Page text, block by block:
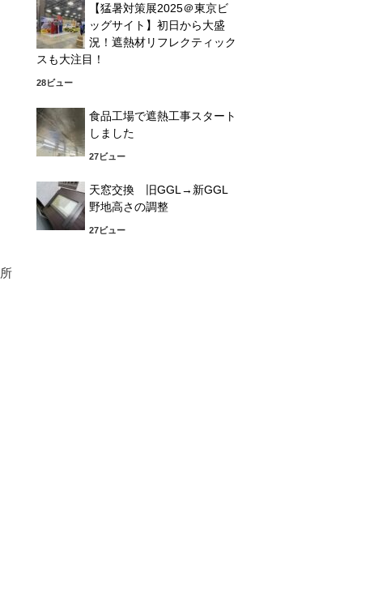
【猛暑対策展2025＠東京ビ
ッグサイト】初日から大盛
況！遮熱材リフレクティック
スも大注目！
28ビュー
食品工場で遮熱工事スタート
しました
27ビュー
天窓交換 旧GGL→新GGL
野地高さの調整
27ビュー